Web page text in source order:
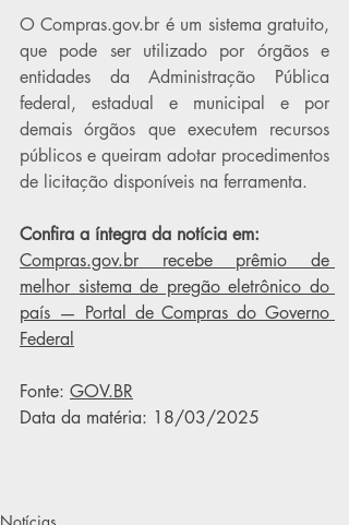
O Compras.gov.br é um sistema gratuito,
que pode ser utilizado por órgãos e
entidades da Administração Pública
federal, estadual e municipal e por
demais órgãos que executem recursos
públicos e queiram adotar procedimentos
de licitação disponíveis na ferramenta.
Confira a íntegra da notícia em:
Compras.gov.br recebe prêmio de
melhor sistema de pregão eletrônico do
país — Portal de Compras do Governo
Federal
Fonte: GOV.BR
Data da matéria: 18/03/2025